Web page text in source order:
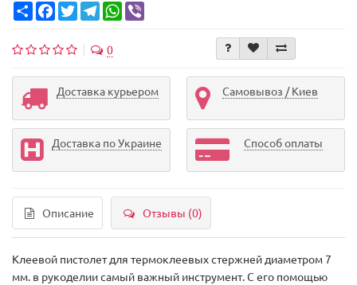
Share FacebookTwitterTelegramWhatsApp
0
Доставка курьером Самовывоз / Киев
Доставка по Украине Способ оплаты
Описание Отзывы (0)
Клеевой пистолет для термоклеевых стержней диаметром 7
мм. в рукоделии самый важный инструмент. С его помощью